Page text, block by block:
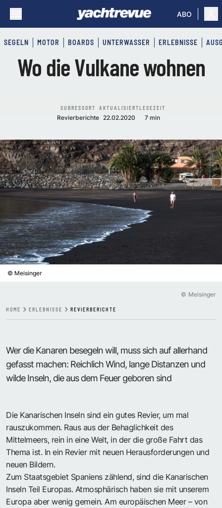
ABO
SEGELN MOTOR BOARDS UNTERWASSER ERLEBNISSE
Wo die Vulkane wohnen
SUBRESSORT
Revierberichte
AKTUALISIERT
22.02.2020
LESEZEIT
7 min
© Meisinger
© Meisinger
HOME ERLEBNISSE REVIERBERICHTE
Wer die Kanaren besegeln will, muss sich auf allerhand
gefasst machen: Reichlich Wind, lange Distanzen und
wilde Inseln, die aus dem Feuer geboren sind
Die Kanarischen Inseln sind ein gutes Revier, um mal
rauszukommen. Raus aus der Behaglichkeit des
Mittelmeers, rein in eine Welt, in der die große Fahrt das
Thema ist. In ein Revier mit neuen Herausforderungen und
neuen Bildern.
Zum Staatsgebiet Spaniens zählend, sind die Kanarischen
Inseln Teil Europas. Atmosphärisch haben sie mit unserem
Europa aber wenig gemein. Am europäischen Meer – von